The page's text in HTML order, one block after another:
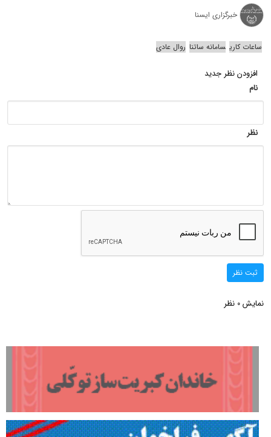
خبرگزاری ایسنا
ساعات کاری سامانه ساتنا روال عادی
افزودن نظر جدید
نام
نظر
ثبت نظر
نمایش 0 نظر